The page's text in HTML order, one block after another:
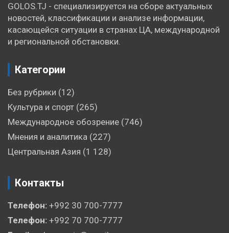
GOLOS.TJ - специализируется на сборе актуальных
новостей, классификации и анализе информации,
касающейся ситуации в странах ЦА, международной
и региональной обстановки.
Категории
Без рубрики (12)
Культура и спорт (265)
Международное обозрение (746)
Мнения и аналитика (227)
Центральная Азия (1 128)
Контакты
Телефон: +992 30 700-7777
Телефон: +992 70 700-7777